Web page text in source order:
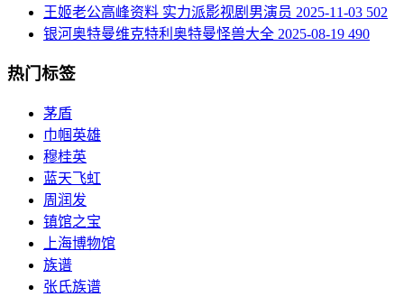
​王姬老公高峰资料 实力派影视剧男演员 2025-11-03 502
银河奥特曼维克特利奥特曼怪兽大全 2025-08-19 490
热门标签
茅盾
巾帼英雄
穆桂英
​蓝天飞虹
周润发
镇馆之宝
上海博物馆
族谱
张氏族谱